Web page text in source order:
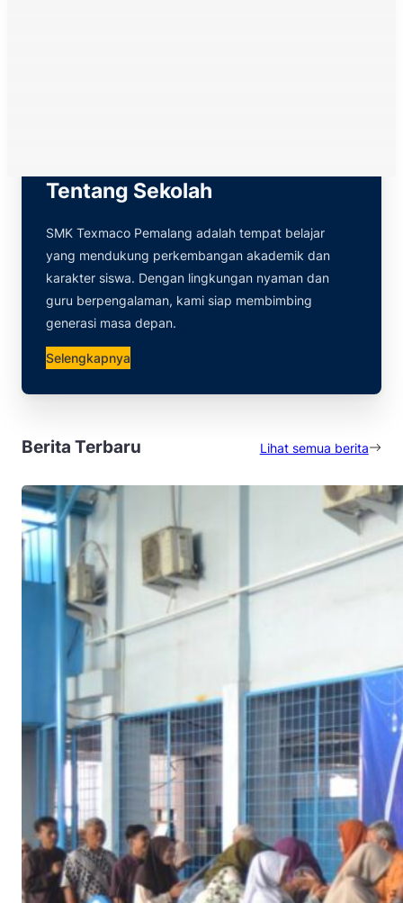
Tentang Sekolah
SMK Texmaco Pemalang adalah tempat belajar
yang mendukung perkembangan akademik dan
karakter siswa. Dengan lingkungan nyaman dan
guru berpengalaman, kami siap membimbing
generasi masa depan.
Selengkapnya
Berita Terbaru Lihat semua berita